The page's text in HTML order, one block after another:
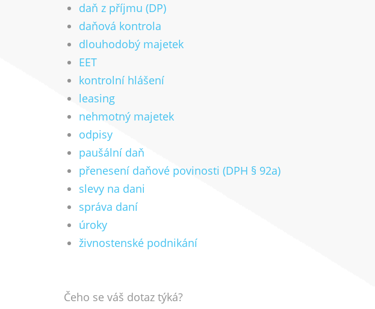
daň z příjmu (DP)
daňová kontrola
dlouhodobý majetek
EET
kontrolní hlášení
leasing
nehmotný majetek
odpisy
paušální daň
přenesení daňové povinosti (DPH § 92a)
slevy na dani
správa daní
úroky
živnostenské podnikání
Čeho se váš dotaz týká?